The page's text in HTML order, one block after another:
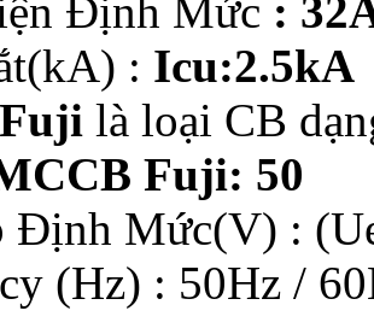
Định Mức :
: Icu:2.5kA
là loại CB
Fuji: 50
Định Mức(V) :
(Hz) : 50Hz /